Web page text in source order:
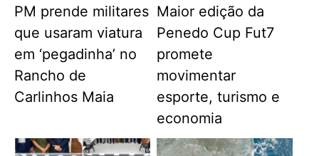
PM prende militares
que usaram viatura
em ‘pegadinha’ no
Rancho de
Carlinhos Maia
Maior edição da
Penedo Cup Fut7
promete
movimentar
esporte, turismo e
economia